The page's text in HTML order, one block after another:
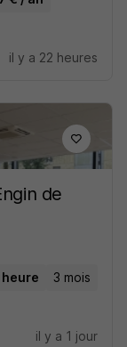
il y a 22 heures
de
heure 3 mois
il y a 1 jour